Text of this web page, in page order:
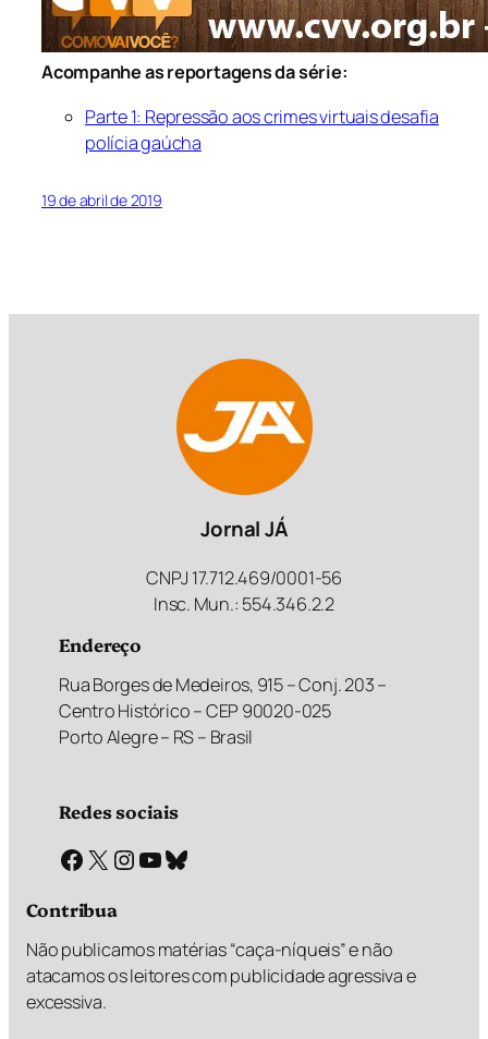
Acompanhe as reportagens da série:
Parte 1: Repressão aos crimes virtuais desafia
polícia gaúcha
19 de abril de 2019
Jornal JÁ
CNPJ 17.712.469/0001-56
Insc. Mun.: 554.346.2.2
Endereço
Rua Borges de Medeiros, 915 – Conj. 203 –
Centro Histórico – CEP 90020-025
Porto Alegre – RS – Brasil
Redes sociais
Facebook X Instagram Youtube Bluesky
Contribua
Não publicamos matérias “caça-níqueis” e não
atacamos os leitores com publicidade agressiva e
excessiva.